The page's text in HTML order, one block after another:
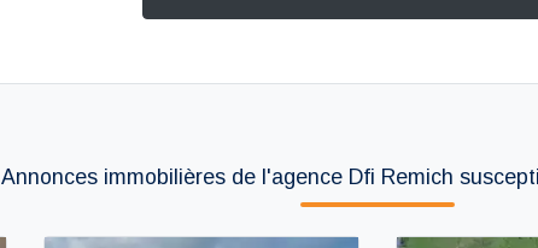
Annonces immobilières de l'agence Dfi Remich